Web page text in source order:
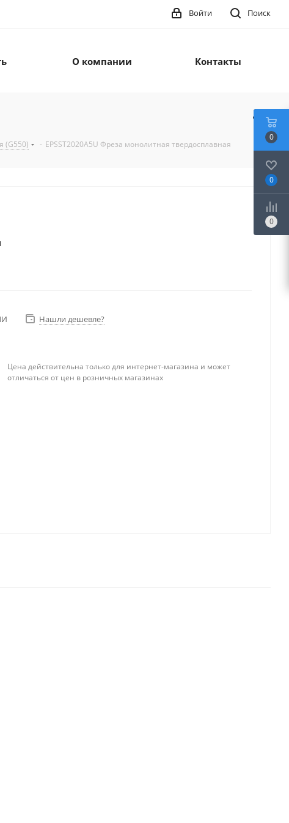
Поиск
Войти
О компании Контакты
(G550) - EPSST2020A5U Фреза монолитная твердосплавная
Нашли дешевле?
Цена действительна только для интернет-магазина и может
отличаться от цен в розничных магазинах
0
0
0